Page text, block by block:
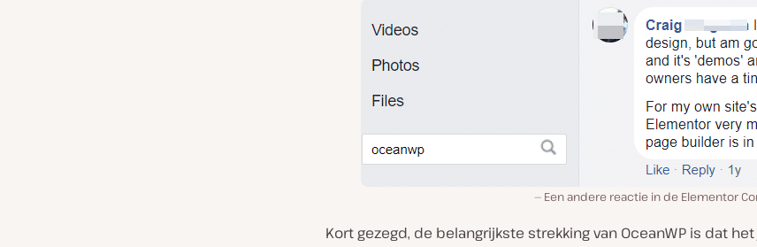
Een andere reactie in de Elementor
Kort gezegd, de belangrijkste strekking van OceanWP is dat